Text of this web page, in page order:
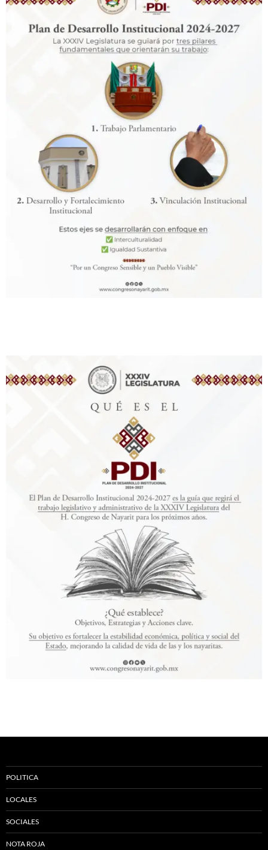
POLITICA
LOCALES
SOCIALES
NOTA ROJA